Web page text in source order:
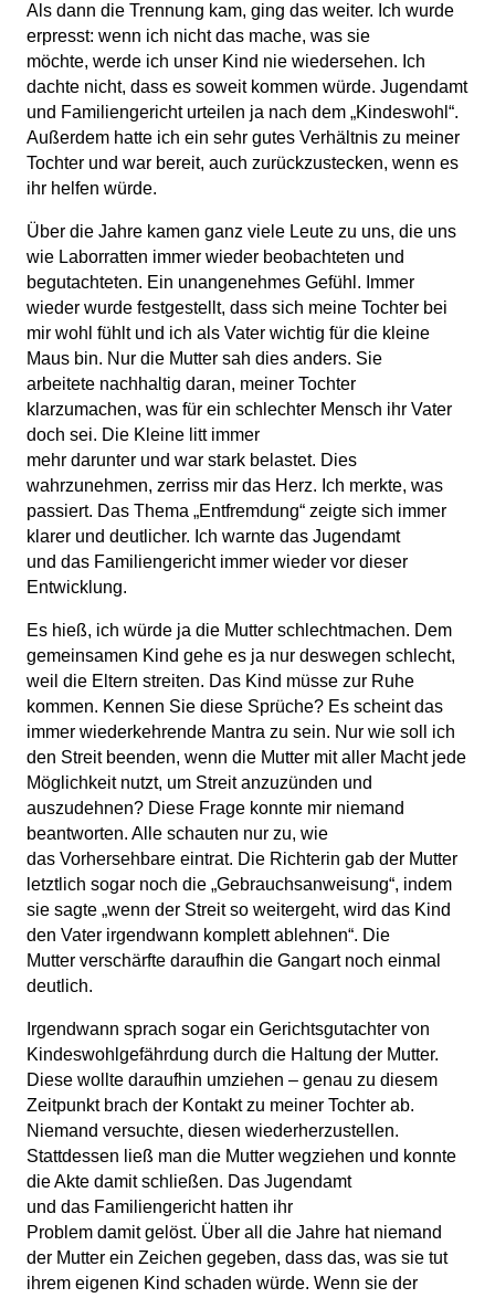
Als dann die Trennung kam, ging das weiter. Ich wurde
erpresst: wenn ich nicht das mache, was sie
möchte, werde ich unser Kind nie wiedersehen. Ich
dachte nicht, dass es soweit kommen würde. Jugendamt
und Familiengericht urteilen ja nach dem „Kindeswohl“.
Außerdem hatte ich ein sehr gutes Verhältnis zu meiner
Tochter und war bereit, auch zurückzustecken, wenn es
ihr helfen würde.
Über die Jahre kamen ganz viele Leute zu uns, die uns
wie Laborratten immer wieder beobachteten und
begutachteten. Ein unangenehmes Gefühl. Immer
wieder wurde festgestellt, dass sich meine Tochter bei
mir wohl fühlt und ich als Vater wichtig für die kleine
Maus bin. Nur die Mutter sah dies anders. Sie
arbeitete nachhaltig daran, meiner Tochter
klarzumachen, was für ein schlechter Mensch ihr Vater
doch sei. Die Kleine litt immer
mehr darunter und war stark belastet. Dies
wahrzunehmen, zerriss mir das Herz. Ich merkte, was
passiert. Das Thema „Entfremdung“ zeigte sich immer
klarer und deutlicher. Ich warnte das Jugendamt
und das Familiengericht immer wieder vor dieser
Entwicklung.
Es hieß, ich würde ja die Mutter schlechtmachen. Dem
gemeinsamen Kind gehe es ja nur deswegen schlecht,
weil die Eltern streiten. Das Kind müsse zur Ruhe
kommen. Kennen Sie diese Sprüche? Es scheint das
immer wiederkehrende Mantra zu sein. Nur wie soll ich
den Streit beenden, wenn die Mutter mit aller Macht jede
Möglichkeit nutzt, um Streit anzuzünden und
auszudehnen? Diese Frage konnte mir niemand
beantworten. Alle schauten nur zu, wie
das Vorhersehbare eintrat. Die Richterin gab der Mutter
letztlich sogar noch die „Gebrauchsanweisung“, indem
sie sagte „wenn der Streit so weitergeht, wird das Kind
den Vater irgendwann komplett ablehnen“. Die
Mutter verschärfte daraufhin die Gangart noch einmal
deutlich.
Irgendwann sprach sogar ein Gerichtsgutachter von
Kindeswohlgefährdung durch die Haltung der Mutter.
Diese wollte daraufhin umziehen – genau zu diesem
Zeitpunkt brach der Kontakt zu meiner Tochter ab.
Niemand versuchte, diesen wiederherzustellen.
Stattdessen ließ man die Mutter wegziehen und konnte
die Akte damit schließen. Das Jugendamt
und das Familiengericht hatten ihr
Problem damit gelöst. Über all die Jahre hat niemand
der Mutter ein Zeichen gegeben, dass das, was sie tut
ihrem eigenen Kind schaden würde. Wenn sie der